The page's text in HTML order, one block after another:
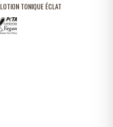
LOTION TONIQUE ÉCLAT